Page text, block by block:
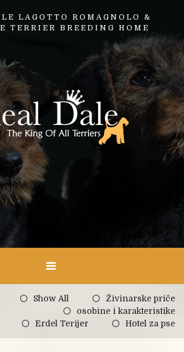
LAGOTTO ROMAGNOLO &
TERRIER BREEDING HOME
Show All
Živinarske priče
osobine i karakteristike
Erdel Terijer
Hotel za pse